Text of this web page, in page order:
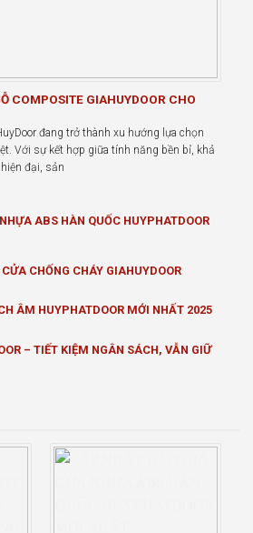
COMPOSITE GIAHUYDOOR CHO
đang trở thành xu hướng lựa chọn
Với sự kết hợp giữa tính năng bền bỉ, khả
đại, sản
ABS HÀN QUỐC HUYPHATDOOR
CHỐNG CHÁY GIAHUYDOOR
ÂM HUYPHATDOOR MỚI NHẤT 2025
– TIẾT KIỆM NGÂN SÁCH, VẪN GIỮ